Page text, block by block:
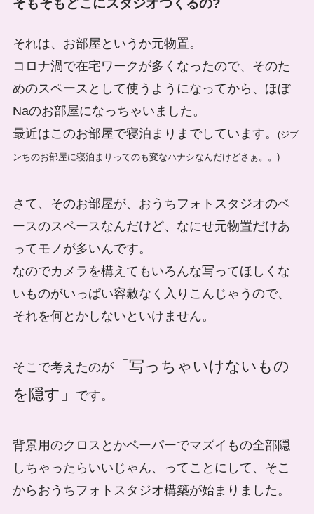
そもそもどこにスタジオつくるの?
それは、お部屋というか元物置。
コロナ渦で在宅ワークが多くなったので、そのた
めのスペースとして使うようになってから、ほぼ
Naのお部屋になっちゃいました。
最近はこのお部屋で寝泊まりまでしています。
(ジブ
ンちのお部屋に寝泊まりってのも変なハナシなんだけどさぁ。。)
さて、そのお部屋が、おうちフォトスタジオのベ
ースのスペースなんだけど、なにせ元物置だけあ
ってモノが多いんです。
なのでカメラを構えてもいろんな写ってほしくな
いものがいっぱい容赦なく入りこんじゃうので、
それを何とかしないといけません。
そこで考えたのが「写っちゃいけないもの
を隠す」
です。
背景用のクロスとかペーパーでマズイもの全部隠
しちゃったらいいじゃん、ってことにして、そこ
からおうちフォトスタジオ構築が始まりました。